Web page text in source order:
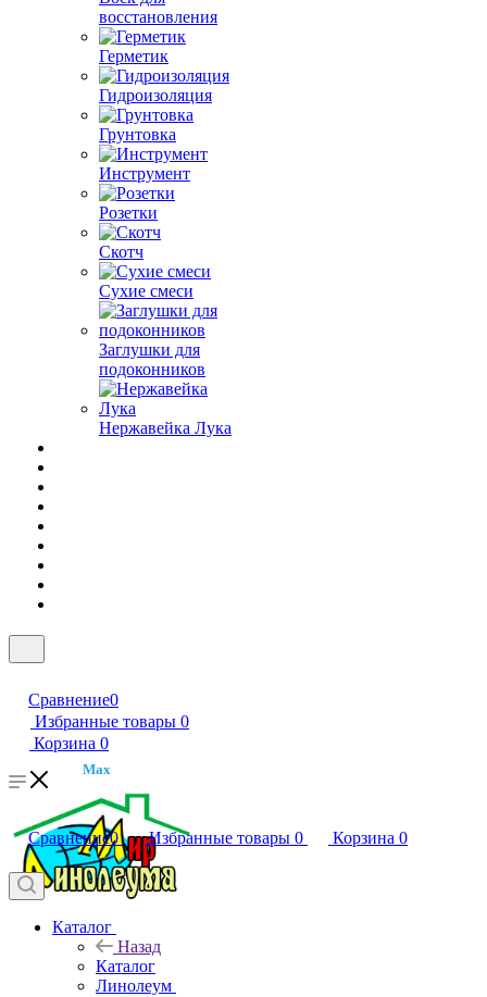
восстановления
Герметик
Гидроизоляция
Грунтовка
Инструмент
Розетки
Скотч
Сухие смеси
Заглушки для
подоконников
Нержавейка Лука
Сравнение0
Избранные товары 0
Корзина 0
Max
Сравнение0 Избранные товары 0 Корзина 0
Каталог
Назад
Каталог
Линолеум